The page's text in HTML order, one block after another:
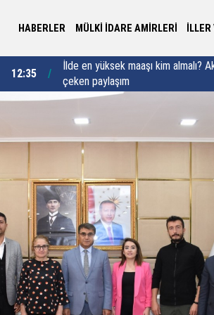
HABERLER MÜLKİ İDARE AMİRLERİ
11:55 Bitlis'e 719 milyon liralık kalkınma